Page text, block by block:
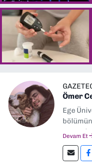
Ömer
Ege
Devam Et